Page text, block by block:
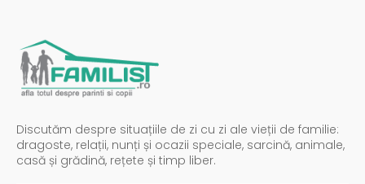
Discutăm despre situațiile de zi cu zi ale vieții de familie:
dragoste, relații, nunți și ocazii speciale, sarcină, animale,
casă și grădină, rețete și timp liber.